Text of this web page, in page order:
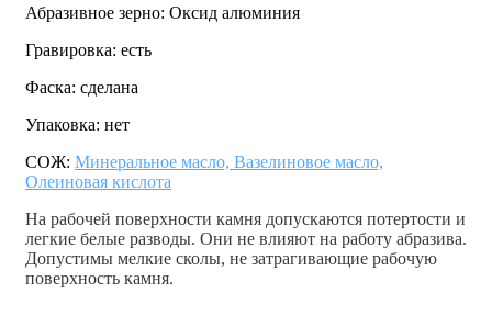
Абразивное зерно: Оксид алюминия
Гравировка: есть
Фаска: сделана
Упаковка: нет
СОЖ: Минеральное масло, Вазелиновое масло,
Олеиновая кислота
На рабочей поверхности камня допускаются потертости и
легкие белые разводы. Они не влияют на работу абразива.
Допустимы мелкие сколы, не затрагивающие рабочую
поверхность камня.